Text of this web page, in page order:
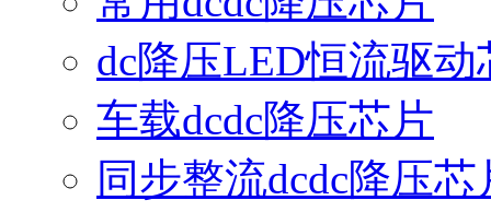
dc降压LED恒流驱动
车载dcdc降压芯片
同步整流dcdc降压芯